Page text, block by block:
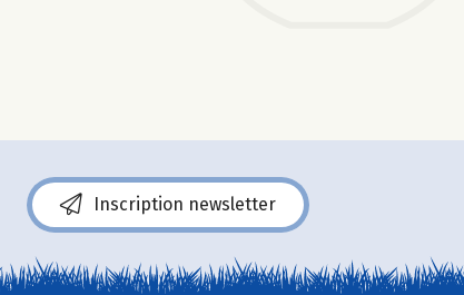
Inscription newsletter